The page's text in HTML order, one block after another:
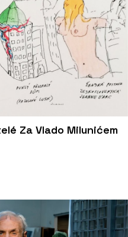
Za Vlado Milunićem